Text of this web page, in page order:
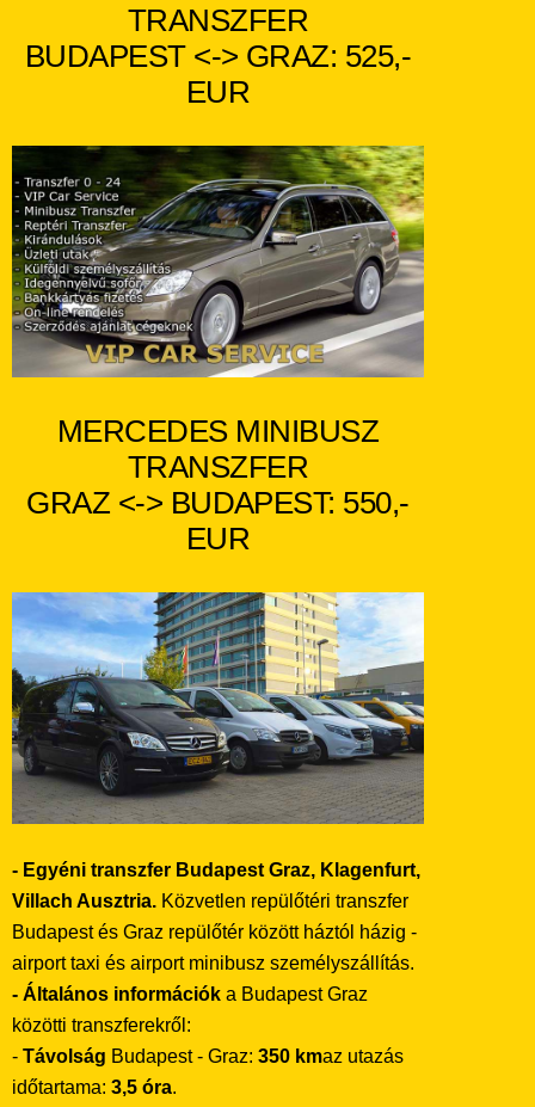
TRANSZFER
BUDAPEST <-> GRAZ: 525,-
EUR
MERCEDES MINIBUSZ
TRANSZFER
GRAZ <-> BUDAPEST: 550,-
EUR
- Egyéni transzfer Budapest Graz, Klagenfurt,
Villach Ausztria. Közvetlen repülőtéri transzfer
Budapest és Graz repülőtér között háztól házig -
airport taxi és airport minibusz személyszállítás.
- Általános információk a Budapest Graz
közötti transzferekről:
- Távolság Budapest - Graz: 350 kmaz utazás
időtartama: 3,5 óra.